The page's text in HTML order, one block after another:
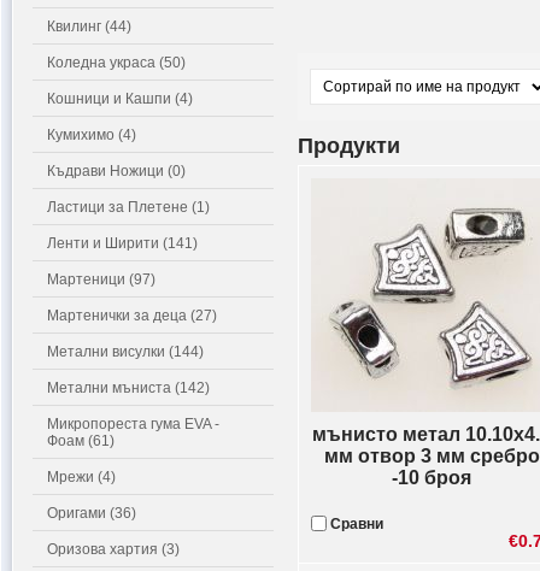
Квилинг (44)
Коледна украса (50)
Кошници и Кашпи (4)
Кумихимо (4)
Къдрави Ножици (0)
Ластици за Плетене (1)
Ленти и Ширити (141)
Мартеници (97)
Мартенички за деца (27)
Метални висулки (144)
Метални мъниста (142)
Микропореста гума EVA -
Фоам (61)
Мрежи (4)
Оригами (36)
Оризова хартия (3)
Продукти
мънисто метал
мм отвор 3 мм сребро
-10 броя
Сравни